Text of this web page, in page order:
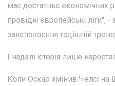
має достатньо економічних
провідні європейські ліги",
занепокоєння тодішній
І надалі істерія лише
Коли Оскар змінив Челсі на